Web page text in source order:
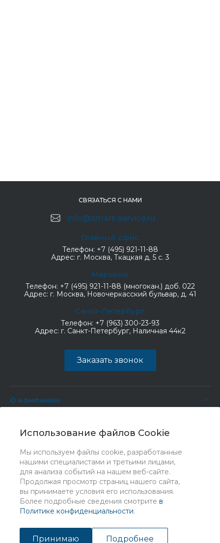
Использование файлов Cookie
Мы используем файлы cookie, разработанные
нашими специалистами и третьими лицами,
для анализа событий на нашем веб-сайте.
Продолжая просмотр страниц нашего сайта,
вы принимаете условия его использования.
Более подробные сведения смотрите в
Политике конфиденциальности.
Принимаю Подробнее
СВЯЗАТЬСЯ С НАМИ
info@smart-service.ru
Главный офис
Телефон: +7 (495) 921-11-88
Адрес: г. Москва, Ткацкая д. 5 с. 3
Марьино
Телефон: +7 (495) 921-11-88 (многокан.) доб. 022
Адрес: г. Москва, Новочеркасский бульвар, д. 41
Санкт-Петербург
Телефон: +7 (963) 300-23-93
Адрес: г. Санкт-Петербург, Наличная 44к2
Заказать звонок
О компании
Услуги